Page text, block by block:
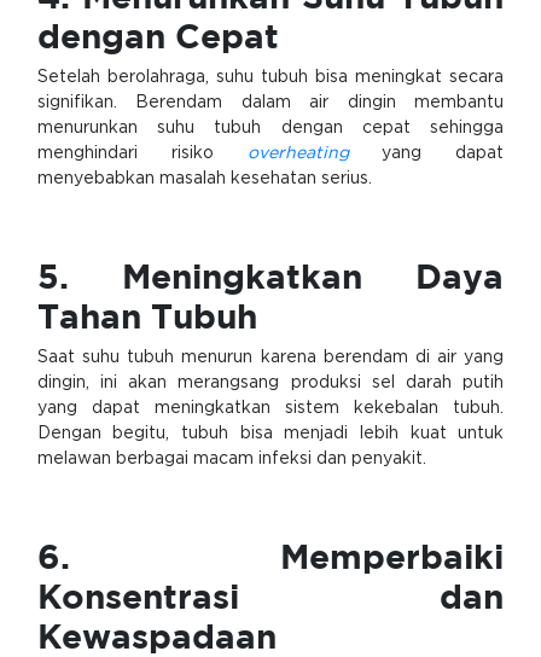
dengan Cepat
Setelah berolahraga, suhu tubuh bisa meningkat secara
signifikan. Berendam dalam air dingin membantu
menurunkan suhu tubuh dengan cepat sehingga
menghindari risiko
overheatingyang dapat
menyebabkan masalah kesehatan serius.
5. Meningkatkan Daya
Tahan Tubuh
Saat suhu tubuh menurun karena berendam di air yang
dingin, ini akan merangsang produksi sel darah putih
yang dapat meningkatkan sistem kekebalan tubuh.
Dengan begitu, tubuh bisa menjadi lebih kuat untuk
melawan berbagai macam infeksi dan penyakit.
6. Memperbaiki
Konsentrasi dan
Kewaspadaan